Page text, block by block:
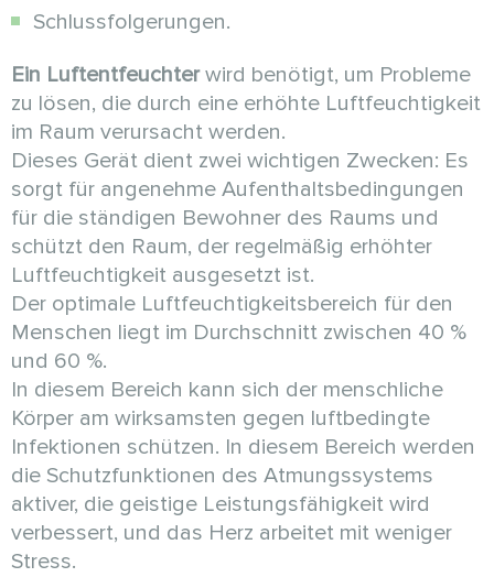
Schlussfolgerungen.
Ein Luftentfeuchterwird benötigt, um Probleme
zu lösen, die durch eine erhöhte Luftfeuchtigkeit
im Raum verursacht werden.
Dieses Gerät dient zwei wichtigen Zwecken: Es
sorgt für angenehme Aufenthaltsbedingungen
für die ständigen Bewohner des Raums und
schützt den Raum, der regelmäßig erhöhter
Luftfeuchtigkeit ausgesetzt ist.
Der optimale Luftfeuchtigkeitsbereich für den
Menschen liegt im Durchschnitt zwischen 40 %
und 60 %.
In diesem Bereich kann sich der menschliche
Körper am wirksamsten gegen luftbedingte
Infektionen schützen. In diesem Bereich werden
die Schutzfunktionen des Atmungssystems
aktiver, die geistige Leistungsfähigkeit wird
verbessert, und das Herz arbeitet mit weniger
Stress.